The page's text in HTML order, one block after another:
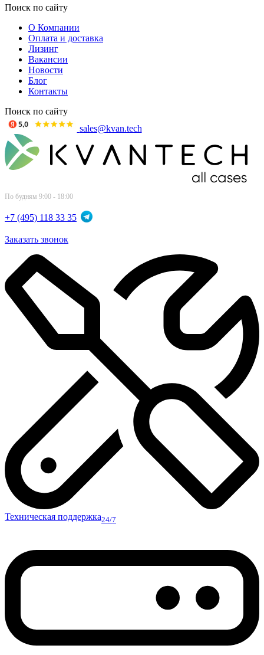
Поиск по сайту
О Компании
Оплата и доставка
Лизинг
Вакансии
Новости
Блог
Контакты
Поиск по сайту
sales@kvan.tech
По будням 9:00 - 18:00
+7 (495) 118 33 35
Заказать звонок
Техническая поддержка24/7